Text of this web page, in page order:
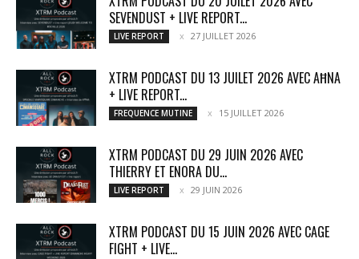
SEVENDUST + LIVE REPORT...
LIVE REPORT 27 JUILLET 2026
XTRM PODCAST DU 13 JUILET 2026 AVEC AĦNA
+ LIVE REPORT...
FREQUENCE MUTINE 15 JUILLET 2026
XTRM PODCAST DU 29 JUIN 2026 AVEC
THIERRY ET ENORA DU...
LIVE REPORT 29 JUIN 2026
XTRM PODCAST DU 15 JUIN 2026 AVEC CAGE
FIGHT + LIVE...